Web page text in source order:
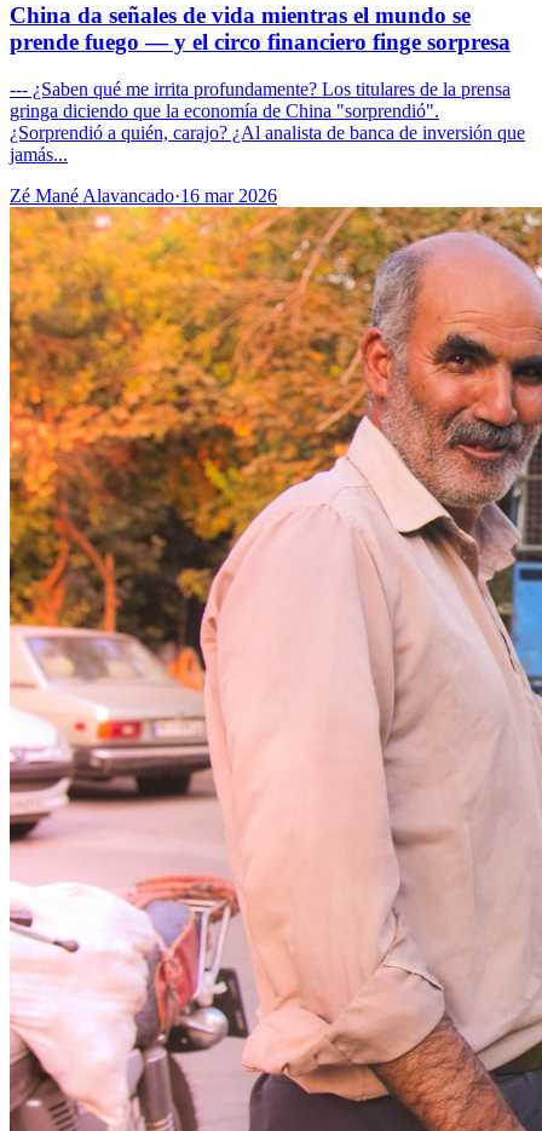
China da señales de vida mientras el mundo se
prende fuego — y el circo financiero finge sorpresa
--- ¿Saben qué me irrita profundamente? Los titulares de la prensa
gringa diciendo que la economía de China "sorprendió".
¿Sorprendió a quién, carajo? ¿Al analista de banca de inversión que
jamás...
Zé Mané Alavancado·16 mar 2026